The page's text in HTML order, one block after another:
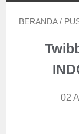
BERANDA /
02